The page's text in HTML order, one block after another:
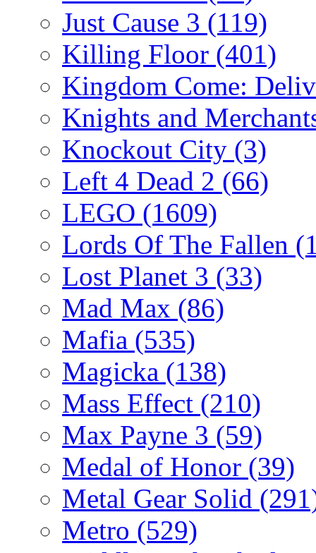
Just Cause 3 (119)
Killing Floor (401)
Kingdom Come:
Knights and
Knockout City (3)
Left 4 Dead 2 (66)
LEGO (1609)
Lords Of The Fallen
Lost Planet 3 (33)
Mad Max (86)
Mafia (535)
Magicka (138)
Mass Effect (210)
Max Payne 3 (59)
Medal of Honor (39)
Metal Gear Solid
Metro (529)